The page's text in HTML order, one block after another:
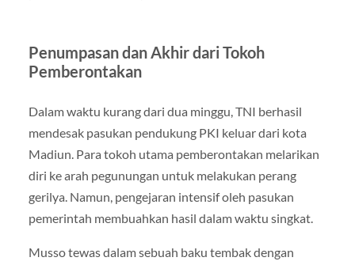
Penumpasan dan Akhir dari Tokoh
Pemberontakan
Dalam waktu kurang dari dua minggu, TNI berhasil
mendesak pasukan pendukung PKI keluar dari kota
Madiun. Para tokoh utama pemberontakan melarikan
diri ke arah pegunungan untuk melakukan perang
gerilya. Namun, pengejaran intensif oleh pasukan
pemerintah membuahkan hasil dalam waktu singkat.
Musso tewas dalam sebuah baku tembak dengan